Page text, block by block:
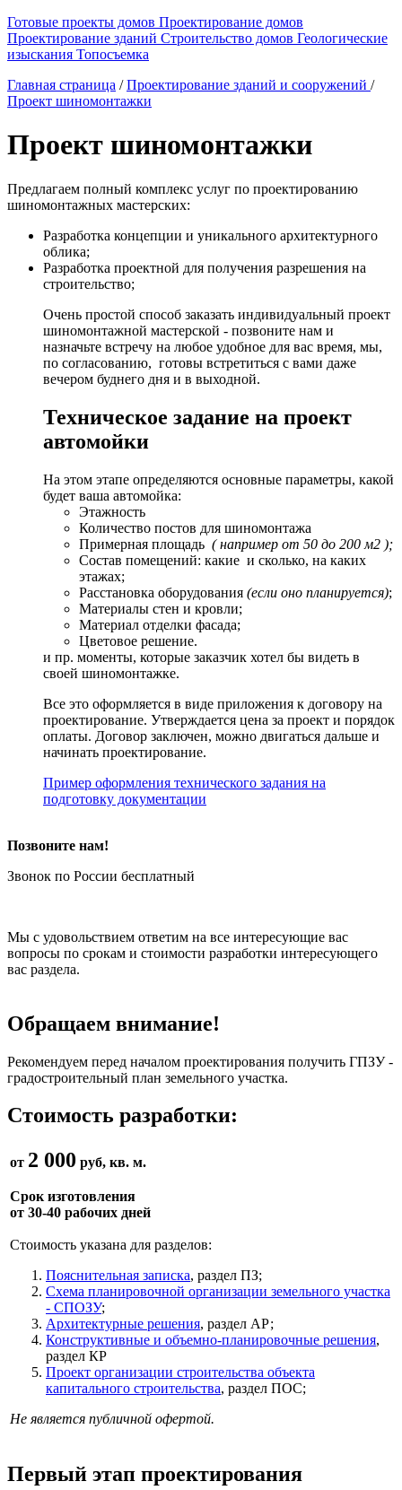
Готовые проекты домов Проектирование домов
Проектирование зданий Строительство домов Геологические
изыскания Топосъемка
Главная страница / Проектирование зданий и сооружений /
Проект шиномонтажки
Проект шиномонтажки
Предлагаем полный комплекс услуг по проектированию
шиномонтажных мастерских:
Разработка концепции и уникального архитектурного
облика;
Разработка проектной для получения разрешения на
строительство;
Очень простой способ заказать индивидуальный проект
шиномонтажной мастерской - позвоните нам и
назначьте встречу на любое удобное для вас время, мы,
по согласованию, готовы встретиться с вами даже
вечером буднего дня и в выходной.
Техническое задание на проект
автомойки
На этом этапе определяются основные параметры, какой
будет ваша автомойка:
Этажность
Количество постов для шиномонтажа
Примерная площадь ( например от 50 до 200 м2 );
Состав помещений: какие и сколько, на каких
этажах;
Расстановка оборудования (если оно планируется);
Материалы стен и кровли;
Материал отделки фасада;
Цветовое решение.
и пр. моменты, которые заказчик хотел бы видеть в
своей шиномонтажке.
Все это оформляется в виде приложения к договору на
проектирование. Утверждается цена за проект и порядок
оплаты. Договор заключен, можно двигаться дальше и
начинать проектирование.
Пример оформления технического задания на
подготовку документации
Позвоните нам!
Звонок по России бесплатный
Мы с удовольствием ответим на все интересующие вас
вопросы по срокам и стоимости разработки интересующего
вас раздела.
Обращаем внимание!
Рекомендуем перед началом проектирования получить ГПЗУ -
градостроительный план земельного участка.
Стоимость разработки:
от 2 000 руб, кв. м.
Срок изготовления
от 30-40 рабочих дней
Стоимость указана для разделов:
Пояснительная записка, раздел ПЗ;
Схема планировочной организации земельного участка
- СПОЗУ;
Архитектурные решения, раздел АР;
Конструктивные и объемно-планировочные решения,
раздел КР
Проект организации строительства объекта
капитального строительства, раздел ПОС;
Не является публичной офертой.
Первый этап проектирования